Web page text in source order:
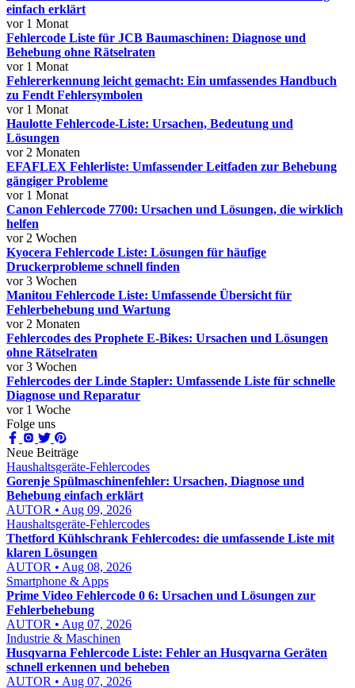
einfach erklärt
vor 1 Monat
Fehlercode Liste für JCB Baumaschinen: Diagnose und
Behebung ohne Rätselraten
vor 1 Monat
Fehlererkennung leicht gemacht: Ein umfassendes Handbuch
zu Fendt Fehlersymbolen
vor 1 Monat
Haulotte Fehlercode-Liste: Ursachen, Bedeutung und
Lösungen
vor 2 Monaten
EFAFLEX Fehlerliste: Umfassender Leitfaden zur Behebung
gängiger Probleme
vor 1 Monat
Canon Fehlercode 7700: Ursachen und Lösungen, die wirklich
helfen
vor 2 Wochen
Kyocera Fehlercode Liste: Lösungen für häufige
Druckerprobleme schnell finden
vor 3 Wochen
Manitou Fehlercode Liste: Umfassende Übersicht für
Fehlerbehebung und Wartung
vor 2 Monaten
Fehlercodes des Prophete E-Bikes: Ursachen und Lösungen
ohne Rätselraten
vor 3 Wochen
Fehlercodes der Linde Stapler: Umfassende Liste für schnelle
Diagnose und Reparatur
vor 1 Woche
Folge uns
Neue Beiträge
Haushaltsgeräte-Fehlercodes
Gorenje Spülmaschinenfehler: Ursachen, Diagnose und
Behebung einfach erklärt
AUTOR • Aug 09, 2026
Haushaltsgeräte-Fehlercodes
Thetford Kühlschrank Fehlercodes: die umfassende Liste mit
klaren Lösungen
AUTOR • Aug 08, 2026
Smartphone & Apps
Prime Video Fehlercode 0 6: Ursachen und Lösungen zur
Fehlerbehebung
AUTOR • Aug 07, 2026
Industrie & Maschinen
Husqvarna Fehlercode Liste: Fehler an Husqvarna Geräten
schnell erkennen und beheben
AUTOR • Aug 07, 2026